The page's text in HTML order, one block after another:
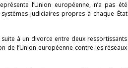
l’Union européenne, n’a pas été
judiciaires propres à chaque État
à un divorce entre deux ressortissants
de l’Union européenne contre les réseaux